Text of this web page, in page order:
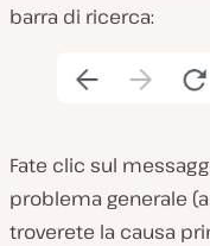
barra di ricerca:
Fate clic sul
problema generale
troverete la causa